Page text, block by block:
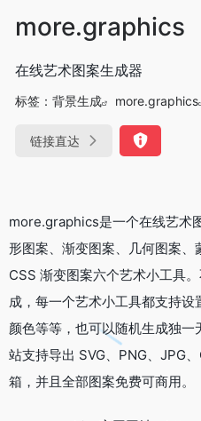
more.graphics
在线艺术图案生成器
标签： 背景生成 more.graphics
链接直达
more.graphics是一个在线艺术
形图案、渐变图案、几何图案、
CSS 渐变图案六个艺术小工具
成，每一个艺术小工具都支持设
颜色等等，也可以随机生成独
站支持导出 SVG、PNG、JPG
箱，并且全部图案免费可商用。